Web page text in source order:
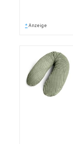
* Anzeige